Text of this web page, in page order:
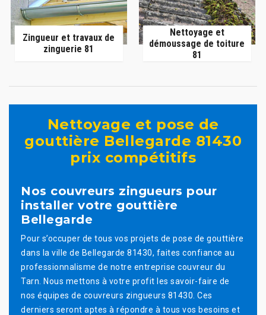
Zingueur et travaux de
zinguerie 81
Nettoyage et
démoussage de toiture
81
Nettoyage et pose de
gouttière Bellegarde 81430
prix compétitifs
Nos couvreurs zingueurs pour
installer votre gouttière
Bellegarde
Pour s’occuper de tous vos projets de pose de gouttière
dans la ville de Bellegarde 81430, faites confiance au
professionnalisme de notre entreprise couvreur du
Tarn. Nous mettons à votre profit les savoir-faire de
nos équipes de couvreurs zingueurs 81430. Ces
derniers seront aptes à répondre à tous vos besoins et